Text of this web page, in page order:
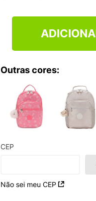
Outras cores:
CEP
Não sei meu CEP